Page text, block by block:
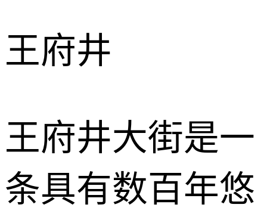
王府井
王府井大街是一
条具有数百年悠